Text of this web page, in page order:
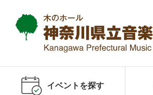
イベントを探す